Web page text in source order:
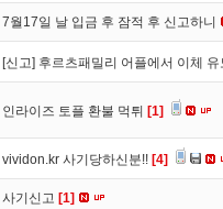
7월17일 날 입금 후 잠적 후 신고하니
[신고] 후르츠패밀리 어플에서 이체 유
인라이즈 토플 환불 먹튀 [1]
vividon.kr 사기당하신분!! [4]
사기신고 [1]